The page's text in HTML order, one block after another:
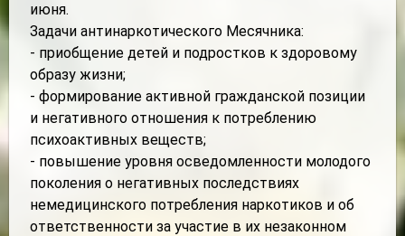
июня.
Задачи антинаркотического Месячника:
- приобщение детей и подростков к здоровому
образу жизни;
- формирование активной гражданской позиции
и негативного отношения к потреблению
психоактивных веществ;
- повышение уровня осведомленности молодого
поколения о негативных последствиях
немедицинского потребления наркотиков и об
ответственности за участие в их незаконном